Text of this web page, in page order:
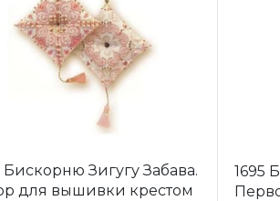
Бискорню Зигугу Забава.
для вышивки крестом
1695